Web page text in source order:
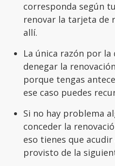
corresponda según
renovar la tarjeta de
allí.
La única razón por la
denegar la
porque tengas
ese caso puedes
Si no hay problema
conceder la
eso tienes que
provisto de la